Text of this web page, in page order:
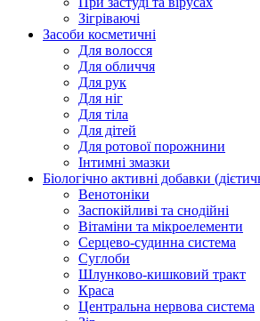
Зігріваючі
Засоби косметичні
Для волосся
Для обличчя
Для рук
Для ніг
Для тіла
Для дітей
Для ротової порожнини
Інтимні змазки
Біологічно активні добавки
Венотоніки
Заспокійливі та снодійні
Вітаміни та мікроелементи
Серцево-судинна система
Суглоби
Шлунково-кишковий тракт
Краса
Центральна нервова система